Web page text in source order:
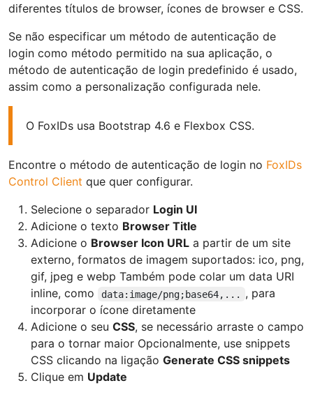
diferentes títulos de browser, ícones de browser e CSS.
Se não especificar um método de autenticação de
login como método permitido na sua aplicação, o
método de autenticação de login predefinido é usado,
assim como a personalização configurada nele.
O FoxIDs usa Bootstrap 4.6 e Flexbox CSS.
Encontre o método de autenticação de login no FoxIDs
Control Client que quer configurar.
Selecione o separador Login UI
Adicione o texto Browser Title
Adicione o Browser Icon URL a partir de um site
externo, formatos de imagem suportados: ico, png,
gif, jpeg e webp Também pode colar um data URI
inline, como
data:image/png;base64,...
, para
incorporar o ícone diretamente
Adicione o seu CSS, se necessário arraste o campo
para o tornar maior Opcionalmente, use snippets
CSS clicando na ligação Generate CSS snippets
Clique em Update